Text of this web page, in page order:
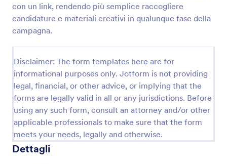
con un link, rendendo più semplice raccogliere
candidature e materiali creativi in qualunque fase della
campagna.
Disclaimer: The form templates here are for
informational purposes only. Jotform is not providing
legal, financial, or other advice, or implying that the
forms are legally valid in all or any jurisdictions. Before
using any such form, consult an attorney and/or other
applicable professionals to make sure that the form
meets your needs, legally and otherwise.
Dettagli
clienti dei loro prodotti o servizi. Qualunque sia il
tipo di attività che gestisci, puoi raccogliere i dati
utili per migliorare la tua azienda con un
Questionario di Soddisfazione del Cliente online
gratuito! Dopo aver personalizzato il modello con le
modulo tramite link o incorporarlo nel tuo sito web
per iniziare subito a raccogliere risposte.Oltre a
modificare le domande del questionario, puoi anche
aggiungere facilmente il logo della tua azienda,
cambiare i caratteri e i colori, e collegare il modulo a
oltre 80 app, tra cui Google Drive, Dropbox e molte
altre. Puoi persino analizzare i risultati con Tabelle
Jotform o generare report automatici con il
Generatore di Report di Jotform! Raccogli i
feedback di cui hai bisogno per migliorare la tua
Go to Category:
Template Questionario
Anteprima